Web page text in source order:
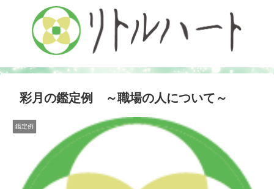
彩月の鑑定例 ～職場の人について～
鑑定例